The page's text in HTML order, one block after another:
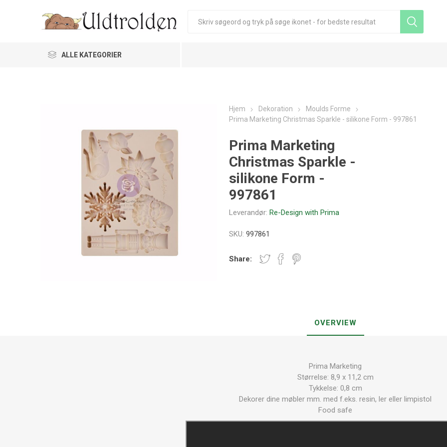
ALLE KATEGORIER
Hjem Dekoration
Moulds Forme
Prima Marketing Christmas Sparkle - silikone Form - 997861
Prima Marketing
Christmas Sparkle -
silikone Form -
997861
Leverandør: Re-Design with Prima
SKU: 997861
Share:
OVERVIEW
Prima Marketing
Størrelse: 8,9 x 11,2 cm
Tykkelse: 0,8 cm
Dekorer dine møbler mm. med f.eks. resin, ler eller limpistol
Food safe